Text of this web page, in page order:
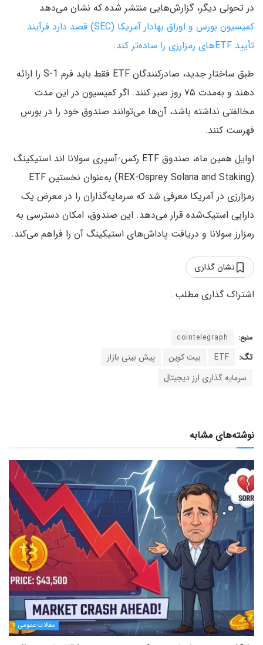
در تحولی دیگر، گزارش‌هایی منتشر شده که نشان می‌دهد
کمیسیون بورس و اوراق بهادار آمریکا (SEC) قصد دارد فرآیند
تأیید ETFهای رمزارزی را ساده‌تر کند
.
طبق ساختار جدید، صادرکنندگان ETF فقط باید فرم S-1 را ارائه
دهند و به‌مدت ۷۵ روز صبر کنند. اگر کمیسیون در این مدت
مخالفتی نداشته باشد، آن‌ها می‌توانند صندوق خود را در بورس
فهرست کنند.
اوایل همین ماه، صندوق ETF رکس-آسپری سولانا اند استیکینگ
(REX-Osprey Solana and Staking) به‌عنوان نخستین ETF
رمزارزی در آمریکا معرفی شد که سرمایه‌گذاران را در معرض یک
دارایی استیک‌شده قرار می‌دهد. این صندوق، امکان دسترسی به
رمزارز سولانا و دریافت پاداش‌های استیکینگ آن را فراهم می‌کند.
نشان گذاری
منبع: cointelegraph
تگ: ETF بیت کوین
پیش بینی بازار
سرمایه گذاری ارز دیجیتال
نوشته‌های مشابه
مقالات عمومی